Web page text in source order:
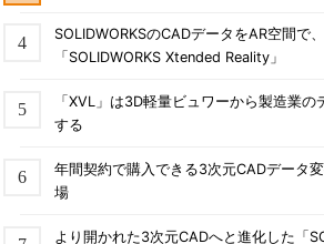
SOLIDWORKSのCADデータをAR空間で
「SOLIDWORKS Xtended Reality」
「XVL」は3D軽量ビュワーから製造業
する
年間契約で購入できる3次元CADデータ
場
より開かれた3次元CADへと進化した「